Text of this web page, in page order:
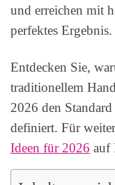
und erreichen mit
perfektes Ergebnis.
Entdecken Sie,
traditionellem
2026 den
definiert. Für
Ideen für 2026 auf